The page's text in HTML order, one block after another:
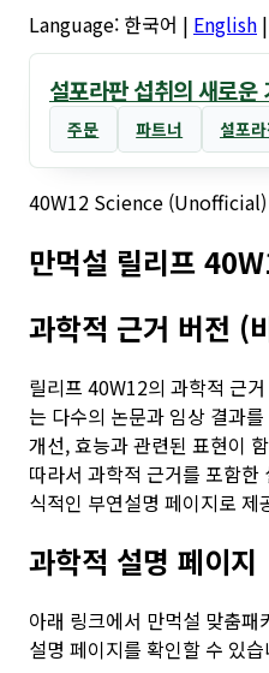
Language: 한국어 | English |
설포라판 섭취의 새로운
주문 파트너 설포
40W12 Science (Unofficial)
만먹설 릴리프
과학적 근거 버전 (
릴리프 40W12의 과학적 근
는 다수의 논문과 임상 결과
개선, 효능과 관련된 표현이
따라서 과학적 근거를 포함
식적인 부연설명 페이지로 제
과학적 설명 페이지
아래 링크에서 만먹설 맞춤
설명 페이지를 확인할 수 있